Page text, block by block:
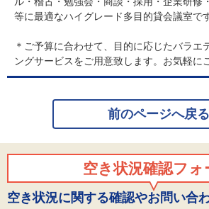
等に最適なハイグレード多目的貸会議室です
＊ご予算に合わせて、目的に応じたバラエ
ングサービスをご用意致します。お気軽に
前のページへ戻る
空き状況確認フォ
空き状況に関する確認やお問い合わ